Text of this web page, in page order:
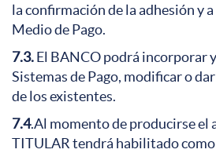
la confirmación de la adhesión y
Medio de Pago.
7.3.El BANCO podrá incorporar
Sistemas de Pago, modificar o
de los existentes.
7.4.Al momento de producirse el
TITULAR tendrá habilitado como